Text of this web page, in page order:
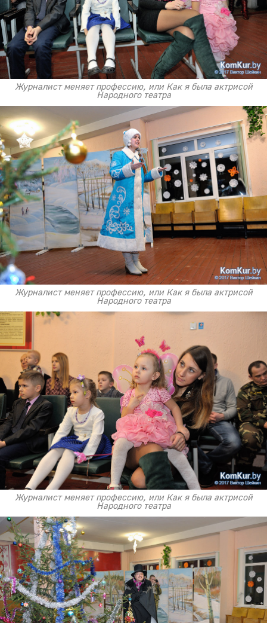
Журналист меняет профессию, или Как я была актрисой
Народного театра
Журналист меняет профессию, или Как я была актрисой
Народного театра
Журналист меняет профессию, или Как я была актрисой
Народного театра